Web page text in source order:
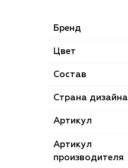
Бренд
Цвет
Состав
Страна дизайна
Артикул
Артикул
производителя